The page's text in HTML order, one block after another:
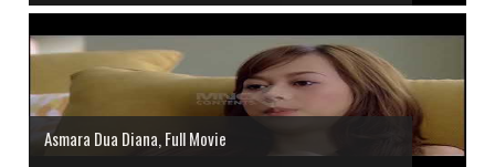
Asmara Dua Diana, Full Movie